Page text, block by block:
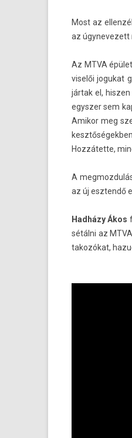
Most az
az úgynevezett
Az MTVA
viselői jogukat
jártak el,
egysz­er sem
Amikor meg
Hozzátette,
A
az új esztendő
Hadházy Ákos
sétálni az
takozókat,